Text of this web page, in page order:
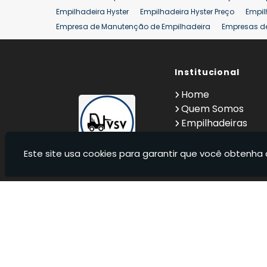
Empilhadeira Hyster
Empilhadeira Hyster Preço
Empresa de Manutenção de Empilhadeira
Empresas
Locação Empilhadeira Hyster
Locação Empilhadeira
Comprar Empilhadeira
Locação de Empilhadeira 25 ton
Comprar
Institucional
Home
Quem Somos
Empilhadeiras
Informações
Este site usa cookies para garantir que você obtenha